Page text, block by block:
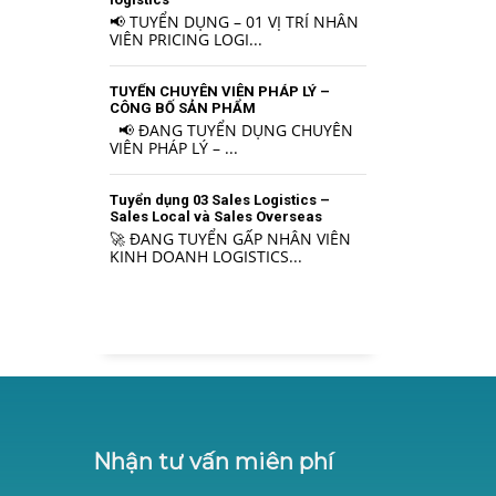
📢 TUYỂN DỤNG – 01 VỊ TRÍ NHÂN
VIÊN PRICING LOGI...
TUYỂN CHUYÊN VIÊN PHÁP LÝ –
CÔNG BỐ SẢN PHẨM
📢 ĐANG TUYỂN DỤNG CHUYÊN
VIÊN PHÁP LÝ – ...
Tuyển dụng 03 Sales Logistics –
Sales Local và Sales Overseas
🚀 ĐANG TUYỂN GẤP NHÂN VIÊN
KINH DOANH LOGISTICS...
Nhận tư vấn miên phí